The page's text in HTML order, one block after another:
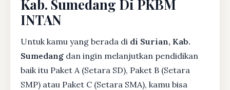
Kab. Sumedang Di PKBM
INTAN
Untuk kamu yang berada di di Surian, Kab.
Sumedang dan ingin melanjutkan pendidikan
baik itu Paket A (Setara SD), Paket B (Setara
SMP) atau Paket C (Setara SMA), kamu bisa